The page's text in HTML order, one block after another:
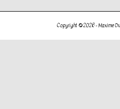
de
Copyright © 2026 -Maxime